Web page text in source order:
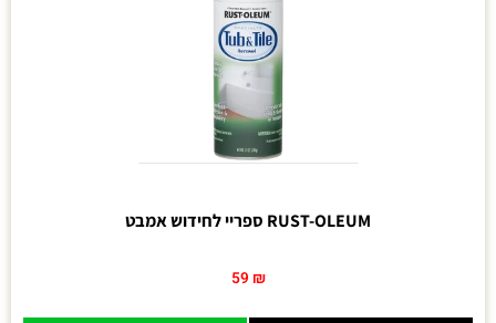
RUST-OLEUM ספריי לחידוש אמבט
59 ₪